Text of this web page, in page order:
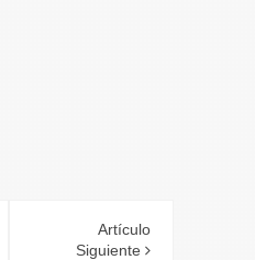
Artículo
Siguiente